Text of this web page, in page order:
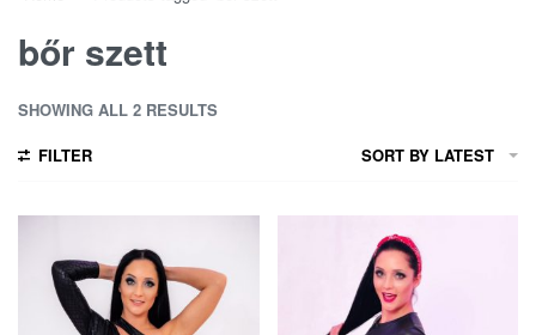
bőr szett
SHOWING ALL 2 RESULTS
FILTER
SORT BY LATEST